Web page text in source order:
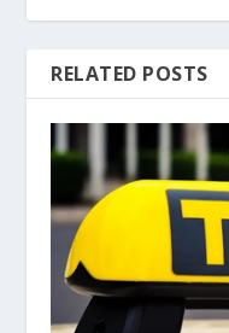
RELATED POSTS